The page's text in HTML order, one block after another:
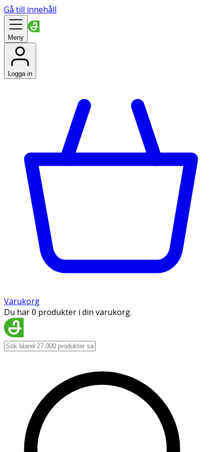
Gå till innehåll
Meny
Logga in
Varukorg
Du har 0 produkter i din varukorg.